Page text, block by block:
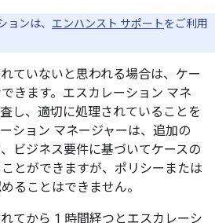
ョンは、 エンハンスト サポートをご利用
ていないと思われる場合は、ケー
きます。エスカレーション マネ
し、適切に処理されていることを
ション マネージャーは、追加の
ビジネス要件に基づいてケースの
とができますが、ポリシーまたは
ることはできません。
てから 1 時間経つとエスカレーシ